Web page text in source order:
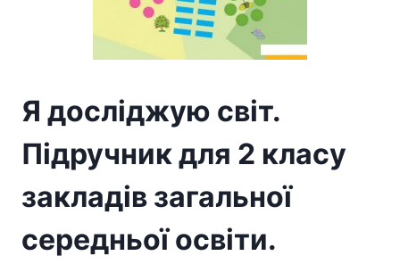
Я досліджую світ.
Підручник для 2 класу
закладів загальної
середньої освіти.